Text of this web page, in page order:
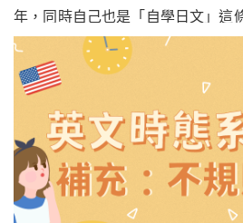
年，同時自己也是「自學日文」這